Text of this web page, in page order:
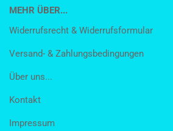
MEHR ÜBER...
Widerrufsrecht & Widerrufsformular
Versand- & Zahlungsbedingungen
Über uns...
Kontakt
Impressum